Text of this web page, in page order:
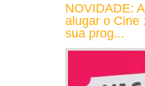
NOVIDADE:
alugar o Cine
sua prog...